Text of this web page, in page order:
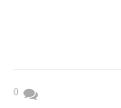
0